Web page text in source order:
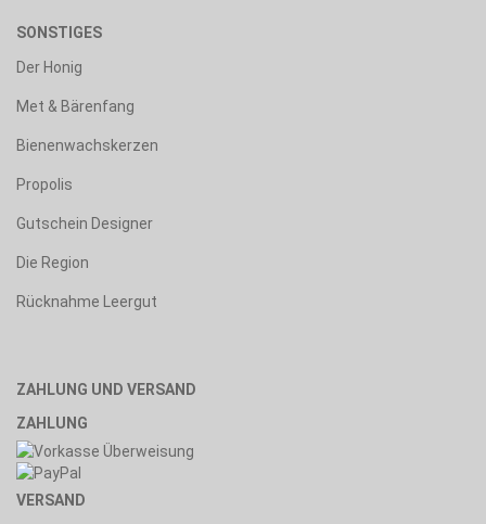
SONSTIGES
Der Honig
Met & Bärenfang
Bienenwachskerzen
Propolis
Gutschein Designer
Die Region
Rücknahme Leergut
ZAHLUNG UND VERSAND
ZAHLUNG
VERSAND